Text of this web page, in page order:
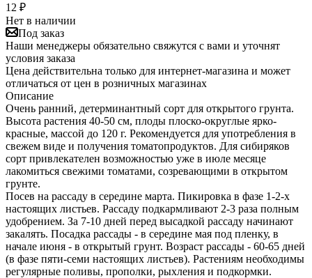
12 ₽
Нет в наличии
Под заказ
Наши менеджеры обязательно свяжутся с вами и уточнят
условия заказа
Цена действительна только для интернет-магазина и может
отличаться от цен в розничных магазинах
Описание
Очень ранний, детерминантный сорт для открытого грунта.
Высота растения 40-50 см, плоды плоско-округлые ярко-
красные, массой до 120 г. Рекомендуется для употребления в
свежем виде и получения томатопродуктов. Для сибиряков
сорт привлекателен возможностью уже в июле месяце
лакомиться свежими томатами, созревающими в открытом
грунте.
Посев на рассаду в середине марта. Пикировка в фазе 1-2-х
настоящих листьев. Рассаду подкармливают 2-3 раза полным
удобрением. За 7-10 дней перед высадкой рассаду начинают
закалять. Посадка рассады - в середине мая под пленку, в
начале июня - в открытый грунт. Возраст рассады - 60-65 дней
(в фазе пяти-семи настоящих листьев). Растениям необходимы
регулярные поливы, прополки, рыхления и подкормки.